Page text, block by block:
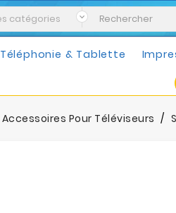
Téléphonie & Tablette
Accessoires Pour Téléviseurs